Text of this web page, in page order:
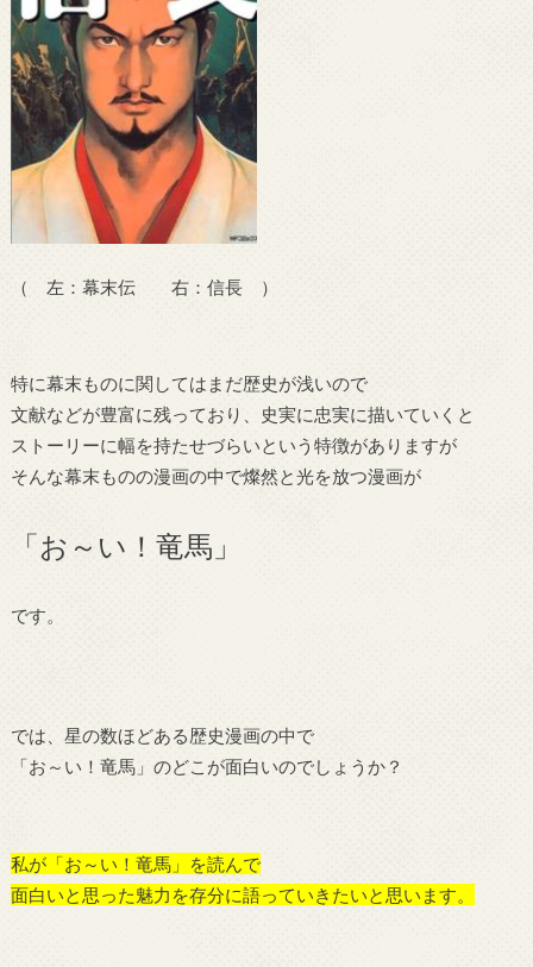
（ 左：幕末伝 右：信長 ）
特に幕末ものに関してはまだ歴史が浅いので
文献などが豊富に残っており、史実に忠実に描いていくと
ストーリーに幅を持たせづらいという特徴がありますが
そんな幕末ものの漫画の中で燦然と光を放つ漫画が
「お～い！竜馬」
です。
では、星の数ほどある歴史漫画の中で
「お～い！竜馬」のどこが面白いのでしょうか？
私が「お～い！竜馬」を読んで
面白いと思った魅力を存分に語っていきたいと思います。